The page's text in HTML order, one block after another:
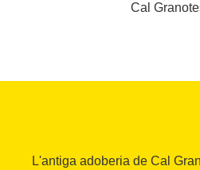
Cal
L'antiga adoberia de Cal